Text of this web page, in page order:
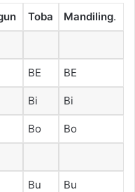
Toba Mandiling.
BE BE
Bi Bi
Bo Bo
Bu Bu